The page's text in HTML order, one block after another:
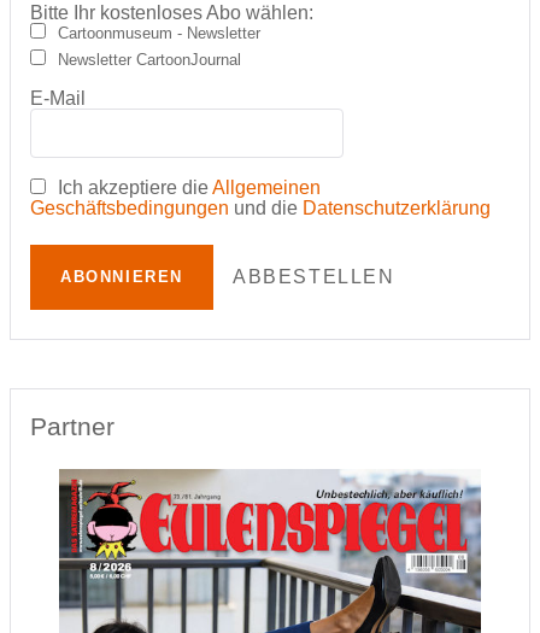
Bitte Ihr kostenloses Abo wählen:
Cartoonmuseum - Newsletter
Newsletter CartoonJournal
E-Mail
Ich akzeptiere dieAllgemeinen
Geschäftsbedingungen und die Datenschutzerklärung
ABONNIEREN ABBESTELLEN
Partner